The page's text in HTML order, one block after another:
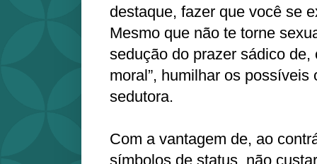
destaque, fazer que você se
Mesmo que não te torne
sedução do prazer sádico de,
moral”, humilhar os possíveis
sedutora.
Com a vantagem de, ao
símbolos de status, não